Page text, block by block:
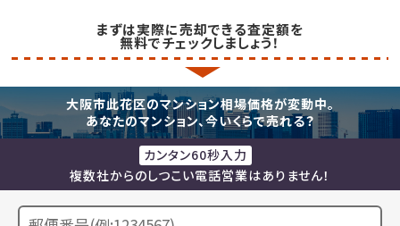
まずは実際に売却できる査定額を
無料でチェックしましょう！
大阪市此花区のマンション相場価格が変動中。
あなたのマンション、今いくらで売れる？
カンタン60秒入力
複数社からのしつこい電話営業はありません！